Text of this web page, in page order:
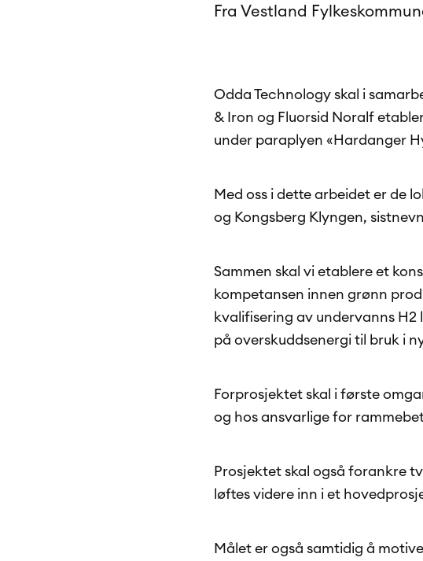
Fra Vestland
Odda Technology skal i
& Iron og Fluorsid Noralf
under paraplyen «Hardanger
Med oss i dette arbeidet er de
og Kongsberg Klyngen,
Sammen skal vi etablere et
kompetansen innen grønn
kvalifisering av undervanns
på overskuddsenergi til bruk i
Forprosjektet skal i første
og hos ansvarlige for
Prosjektet skal også forankre
løftes videre inn i et
Målet er også samtidig å